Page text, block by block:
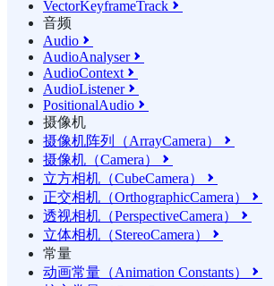
VectorKeyframeTrack 
音频
Audio 
AudioAnalyser
AudioContext 
AudioListener
PositionalAudio 
摄像机
摄像机阵列（ArrayCamera）

摄像机（Camera） 
立方相机（CubeCamera） 
正交相机（OrthographicCamera） 
透视相机（PerspectiveCamera） 
立体相机（StereoCamera） 
常量
动画常量（Animation Constants）
